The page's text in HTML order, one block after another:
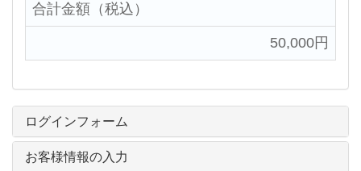
合計金額（税込）
50,000円
ログインフォーム
お客様情報の入力